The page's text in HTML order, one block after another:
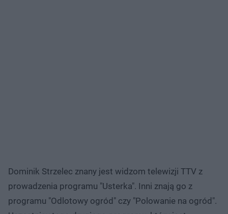
Dominik Strzelec znany jest widzom telewizji TTV z
prowadzenia programu "Usterka". Inni znają go z
programu "Odlotowy ogród" czy "Polowanie na ogród".